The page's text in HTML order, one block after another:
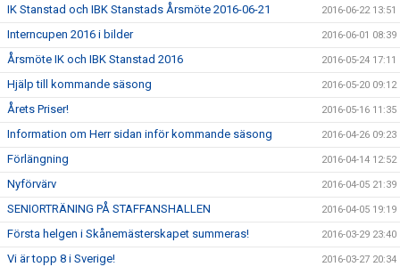
IK Stanstad och IBK Stanstads Årsmöte 2016-06-21 2016-06-22 13:51
Interncupen 2016 i bilder 2016-06-01 08:39
Årsmöte IK och IBK Stanstad 2016 2016-05-24 17:11
Hjälp till kommande säsong 2016-05-20 09:12
Årets Priser! 2016-05-16 11:35
Information om Herr sidan inför kommande säsong 2016-04-26 09:23
Förlängning 2016-04-14 12:52
Nyförvärv 2016-04-05 21:39
SENIORTRÄNING PÅ STAFFANSHALLEN 2016-04-05 19:19
Första helgen i Skånemästerskapet summeras! 2016-03-29 23:40
Vi är topp 8 i Sverige! 2016-03-27 20:34